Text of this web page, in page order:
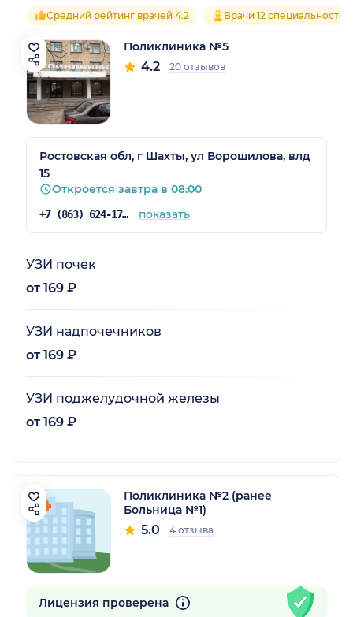
Средний рейтинг врачей 4.2 Врачи 12 специальностей
Поликлиника №5
4.2 20 отзывов
Ростовская обл, г Шахты, ул Ворошилова, влд
15
Откроется завтра в 08:00
+7 (863) 624-17-77 показать
УЗИ почек
от 169 ₽
УЗИ надпочечников
от 169 ₽
УЗИ поджелудочной железы
от 169 ₽
Поликлиника №2 (ранее
Больница №1)
5.0 4 отзыва
Лицензия проверена